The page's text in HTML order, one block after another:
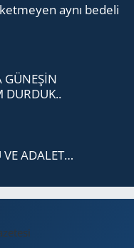
aynı be­de­li
GÜNEŞİN
DURDUK..
ADA­LET…